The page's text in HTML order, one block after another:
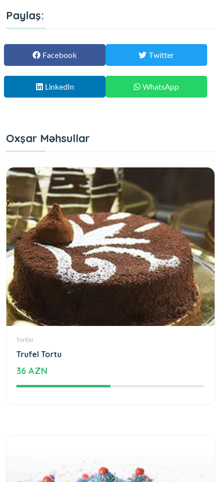
Paylaş:
Facebook Twitter
LinkedIn WhatsApp
Oxşar Məhsullar
Tortlar
Trufel Tortu
36 AZN